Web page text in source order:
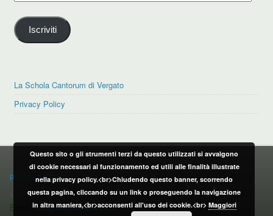
mail
Iscriviti
La Schola Cantorum di Vergato
Privacy Policy
PRIVACY POLICY
privacy policy
CONTATTI:
Email:info@vergatonews24.it
Questo sito o gli strumenti terzi da questo utilizzati si avvalgono
di cookie necessari al funzionamento ed utili alle finalità illustrate
nella privacy policy.<br>Chiudendo questo banner, scorrendo
questa pagina, cliccando su un link o proseguendo la navigazione
in altra maniera,<br>acconsenti all'uso dei cookie.<br> Maggiori